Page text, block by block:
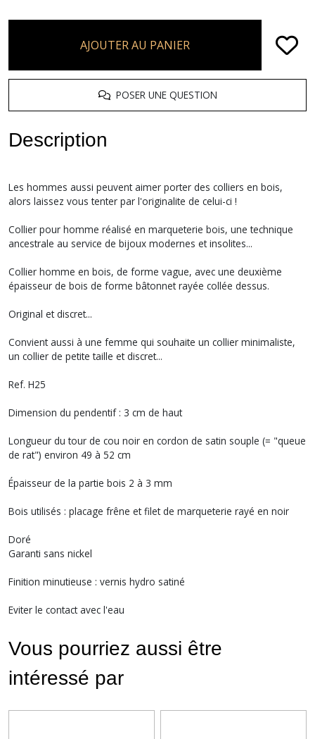
AJOUTER AU PANIER
POSER UNE QUESTION
Description
Les hommes aussi peuvent aimer porter des colliers en bois,
alors laissez vous tenter par l'originalite de celui-ci !
Collier pour homme réalisé en marqueterie bois, une technique
ancestrale au service de bijoux modernes et insolites...
Collier homme en bois, de forme vague, avec une deuxième
épaisseur de bois de forme bâtonnet rayée collée dessus.
Original et discret...
Convient aussi à une femme qui souhaite un collier minimaliste,
un collier de petite taille et discret...
Ref. H25
Dimension du pendentif : 3 cm de haut
Longueur du tour de cou noir en cordon de satin souple (= "queue
de rat") environ 49 à 52 cm
Épaisseur de la partie bois 2 à 3 mm
Bois utilisés : placage frêne et filet de marqueterie rayé en noir
Doré
Garanti sans nickel
Finition minutieuse : vernis hydro satiné
Eviter le contact avec l'eau
Vous pourriez aussi être
intéressé par